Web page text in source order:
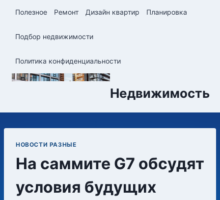
содержимому
Полезное Ремонт Дизайн квартир Планировка
Подбор недвижимости
Политика конфиденциальности
Недвижимость
НОВОСТИ РАЗНЫЕ
На саммите G7 обсудят
условия будущих